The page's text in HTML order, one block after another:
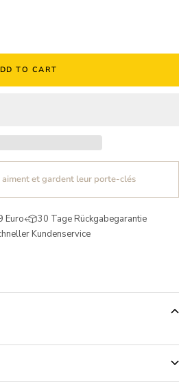
TO CART
aiment et gardent leur porte-clés
Euro
30 Tage Rückgabegarantie
Kundenservice